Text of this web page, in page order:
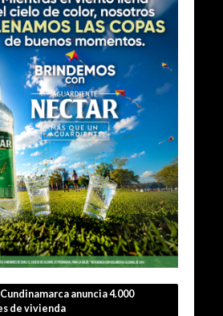
anuncia 4.000
de vivienda